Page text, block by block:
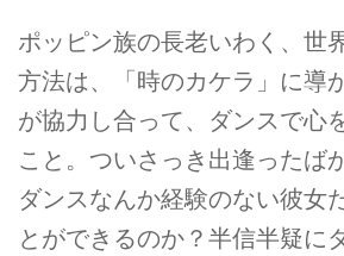
ポッピン族の長老いわく、世
方法は、「時のカケラ」に導
が協力し合って、ダンスで心
こと。ついさっき出逢ったば
ダンスなんか経験のない彼女
とができるのか？半信半疑に